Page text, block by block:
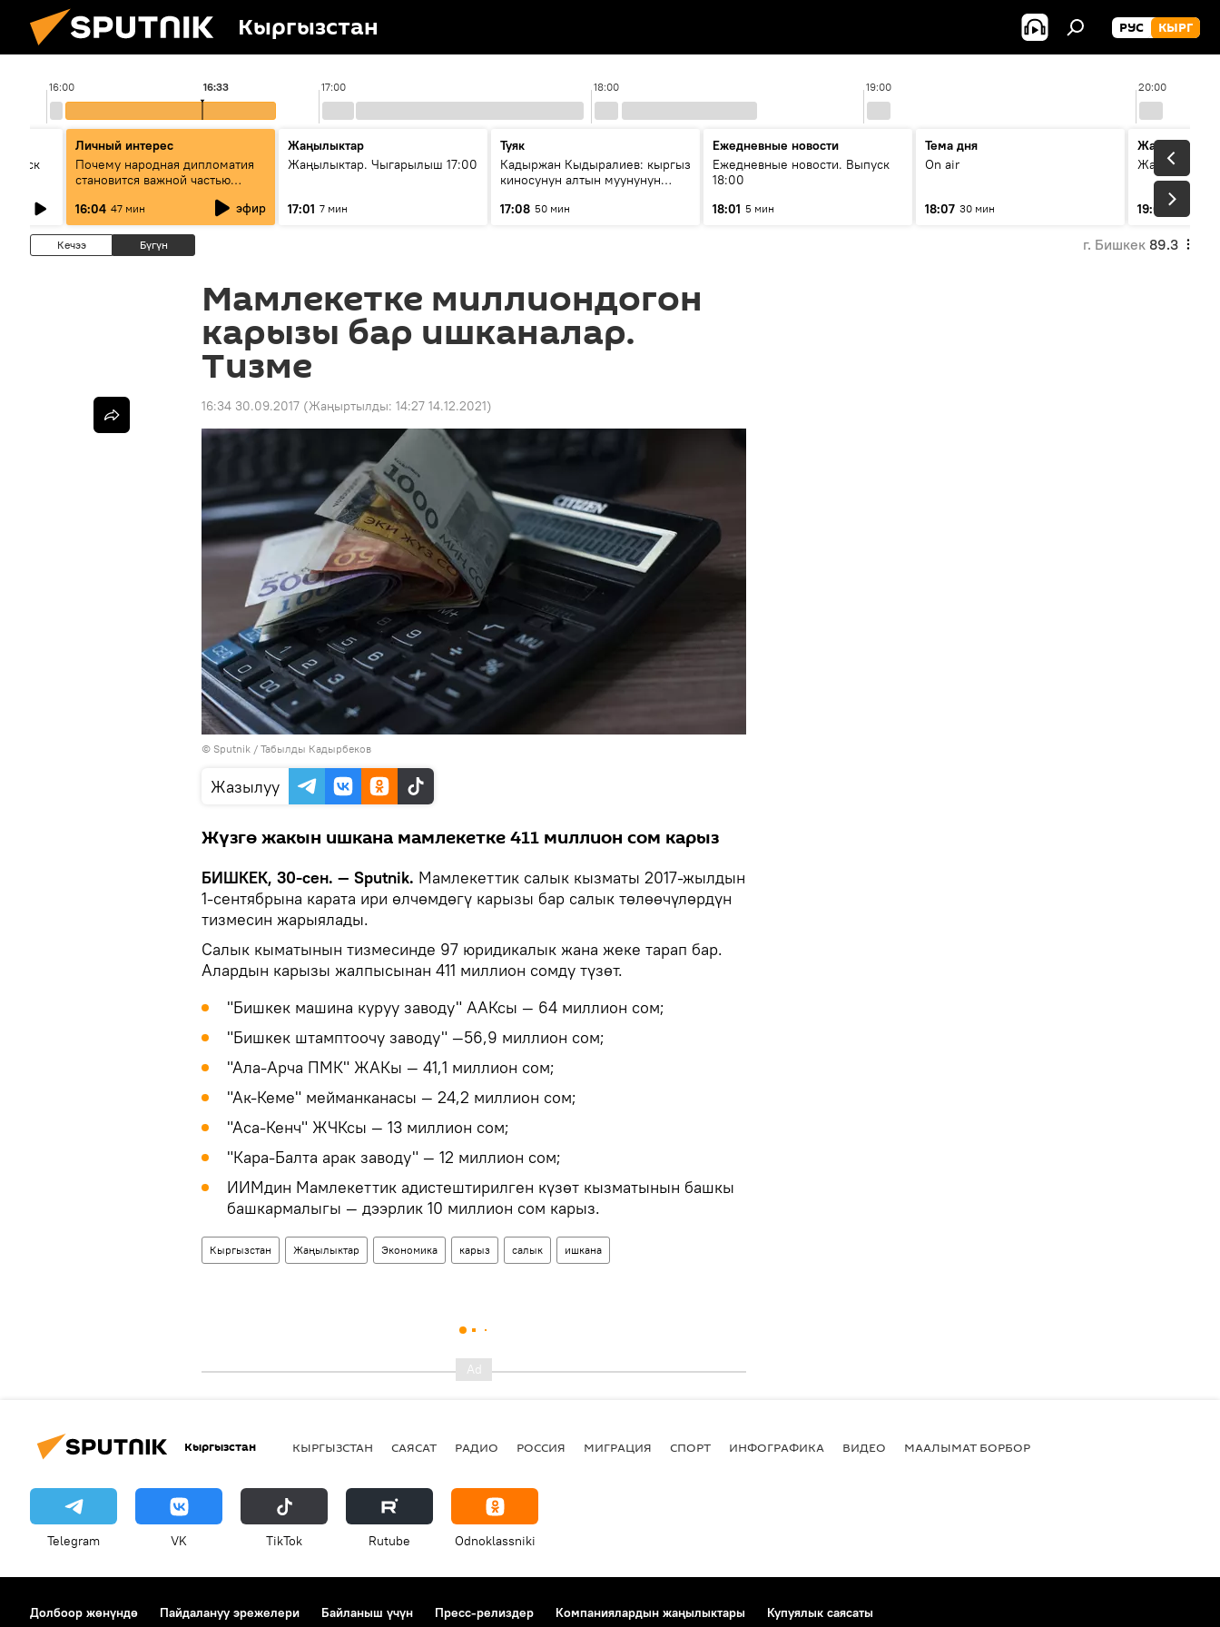
Кыргызстан РУС КЫРГ
16:00 17:00 18:00 19:00 20:00
16:33
Личный интерес
Почему народная дипломатия
становится важной частью
сотрудничества
16:04 47 мин эфир
Жаңылыктар
Жаңылыктар. Чыгарылыш 17:00
17:01 7 мин
Туяк
Кадыржан Кыдыралиев: кыргыз
киносунун алтын муунунун
17:08 50 мин
Ежедневные новости
Ежедневные новости. Выпуск
18:00
18:01 5 мин
Тема дня
On air
18:07 30 мин
Жаңылыктар
19:01 5 мин
Кечээ Бүгүн г. Бишкек 89.3
Мамлекетке миллиондогон
карызы бар ишканалар.
Тизме
16:34 30.09.2017 (Жаңыртылды: 14:27 14.12.2021)
© Sputnik / Табылды Кадырбеков
Жазылуу
Жүзгө жакын ишкана мамлекетке 411 миллион сом карыз
БИШКЕК, 30-сен. — Sputnik. Мамлекеттик салык кызматы 2017-жылдын
1-сентябрына карата ири өлчөмдөгү карызы бар салык төлөөчүлөрдүн
тизмесин жарыялады.
Салык кыматынын тизмесинде 97 юридикалык жана жеке тарап бар.
Алардын карызы жалпысынан 411 миллион сомду түзөт.
"Бишкек машина куруу заводу" ААКсы — 64 миллион сом;
"Бишкек штамптоочу заводу" —56,9 миллион сом;
"Ала-Арча ПМК" ЖАКы — 41,1 миллион сом;
"Ак-Кеме" мейманканасы — 24,2 миллион сом;
"Аса-Кенч" ЖЧКсы — 13 миллион сом;
"Кара-Балта арак заводу" — 12 миллион сом;
ИИМдин Мамлекеттик адистештирилген күзөт кызматынын башкы
башкармалыгы — дээрлик 10 миллион сом карыз.
Кыргызстан Жаңылыктар Экономика карыз салык ишкана
Кыргызстан КЫРГЫЗСТАН САЯСАТ РАДИО РОССИЯ МИГРАЦИЯ СПОРТ ИНФОГРАФИКА ВИДЕО МААЛЫМАТ БОРБОР
Telegram VK ТikТоk Rutube Odnoklassniki
Долбоор жөнүндө Пайдалануу эрежелери Байланыш үчүн Пресс-релиздер Компаниялардын жаңылыктары Купуялык саясаты